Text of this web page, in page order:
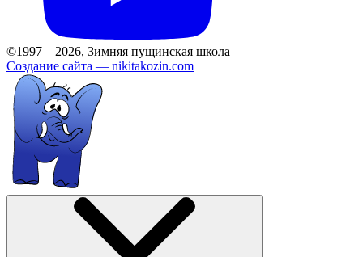
©1997—2026, Зимняя пущинская школа
Создание сайта — nikitakozin.com